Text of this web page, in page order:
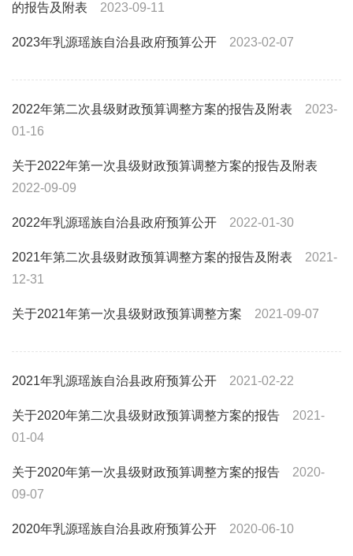
的报告及附表
2023-09-11
2023年乳源瑶族自治县政府预算公开 2023-02-07
2022年第二次县级财政预算调整方案的报告及附表
2023-
01-16
关于2022年第一次县级财政预算调整方案的报告及附表
2022-09-09
2022年乳源瑶族自治县政府预算公开 2022-01-30
2021年第二次县级财政预算调整方案的报告及附表
2021-
12-31
关于2021年第一次县级财政预算调整方案 2021-09-07
2021年乳源瑶族自治县政府预算公开 2021-02-22
关于2020年第二次县级财政预算调整方案的报告
2021-
01-04
关于2020年第一次县级财政预算调整方案的报告
2020-
09-07
2020年乳源瑶族自治县政府预算公开 2020-06-10